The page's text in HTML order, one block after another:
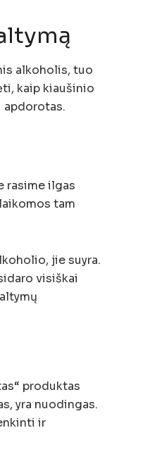
alkoholis, tuo
kaip kiaušinio
apdorotas.
rasime ilgas
tam
jie suyra.
visiškai
produktas
yra nuodingas.
ir